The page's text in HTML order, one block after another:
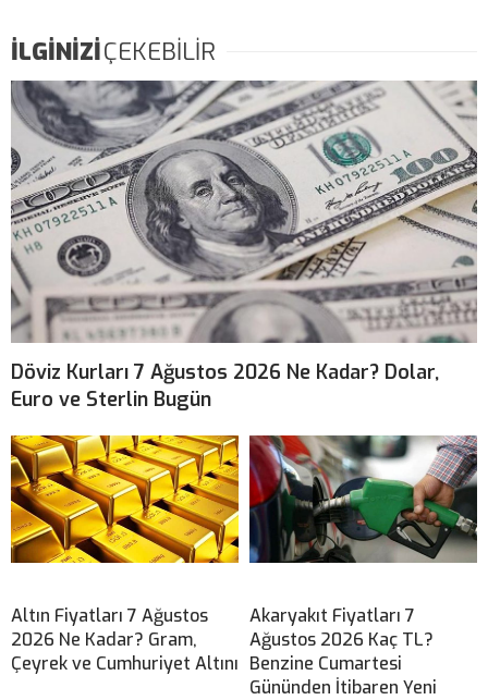
İLGİNİZİÇEKEBİLİR
Döviz Kurları 7 Ağustos 2026 Ne Kadar? Dolar,
Euro ve Sterlin Bugün
Altın Fiyatları 7 Ağustos
2026 Ne Kadar? Gram,
Çeyrek ve Cumhuriyet Altını
Akaryakıt Fiyatları 7
Ağustos 2026 Kaç TL?
Benzine Cumartesi
Gününden İtibaren Yeni